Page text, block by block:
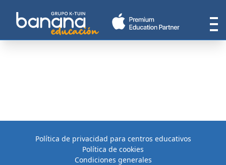
Política de privacidad para centros educativos
Política de cookies
Condiciones generales